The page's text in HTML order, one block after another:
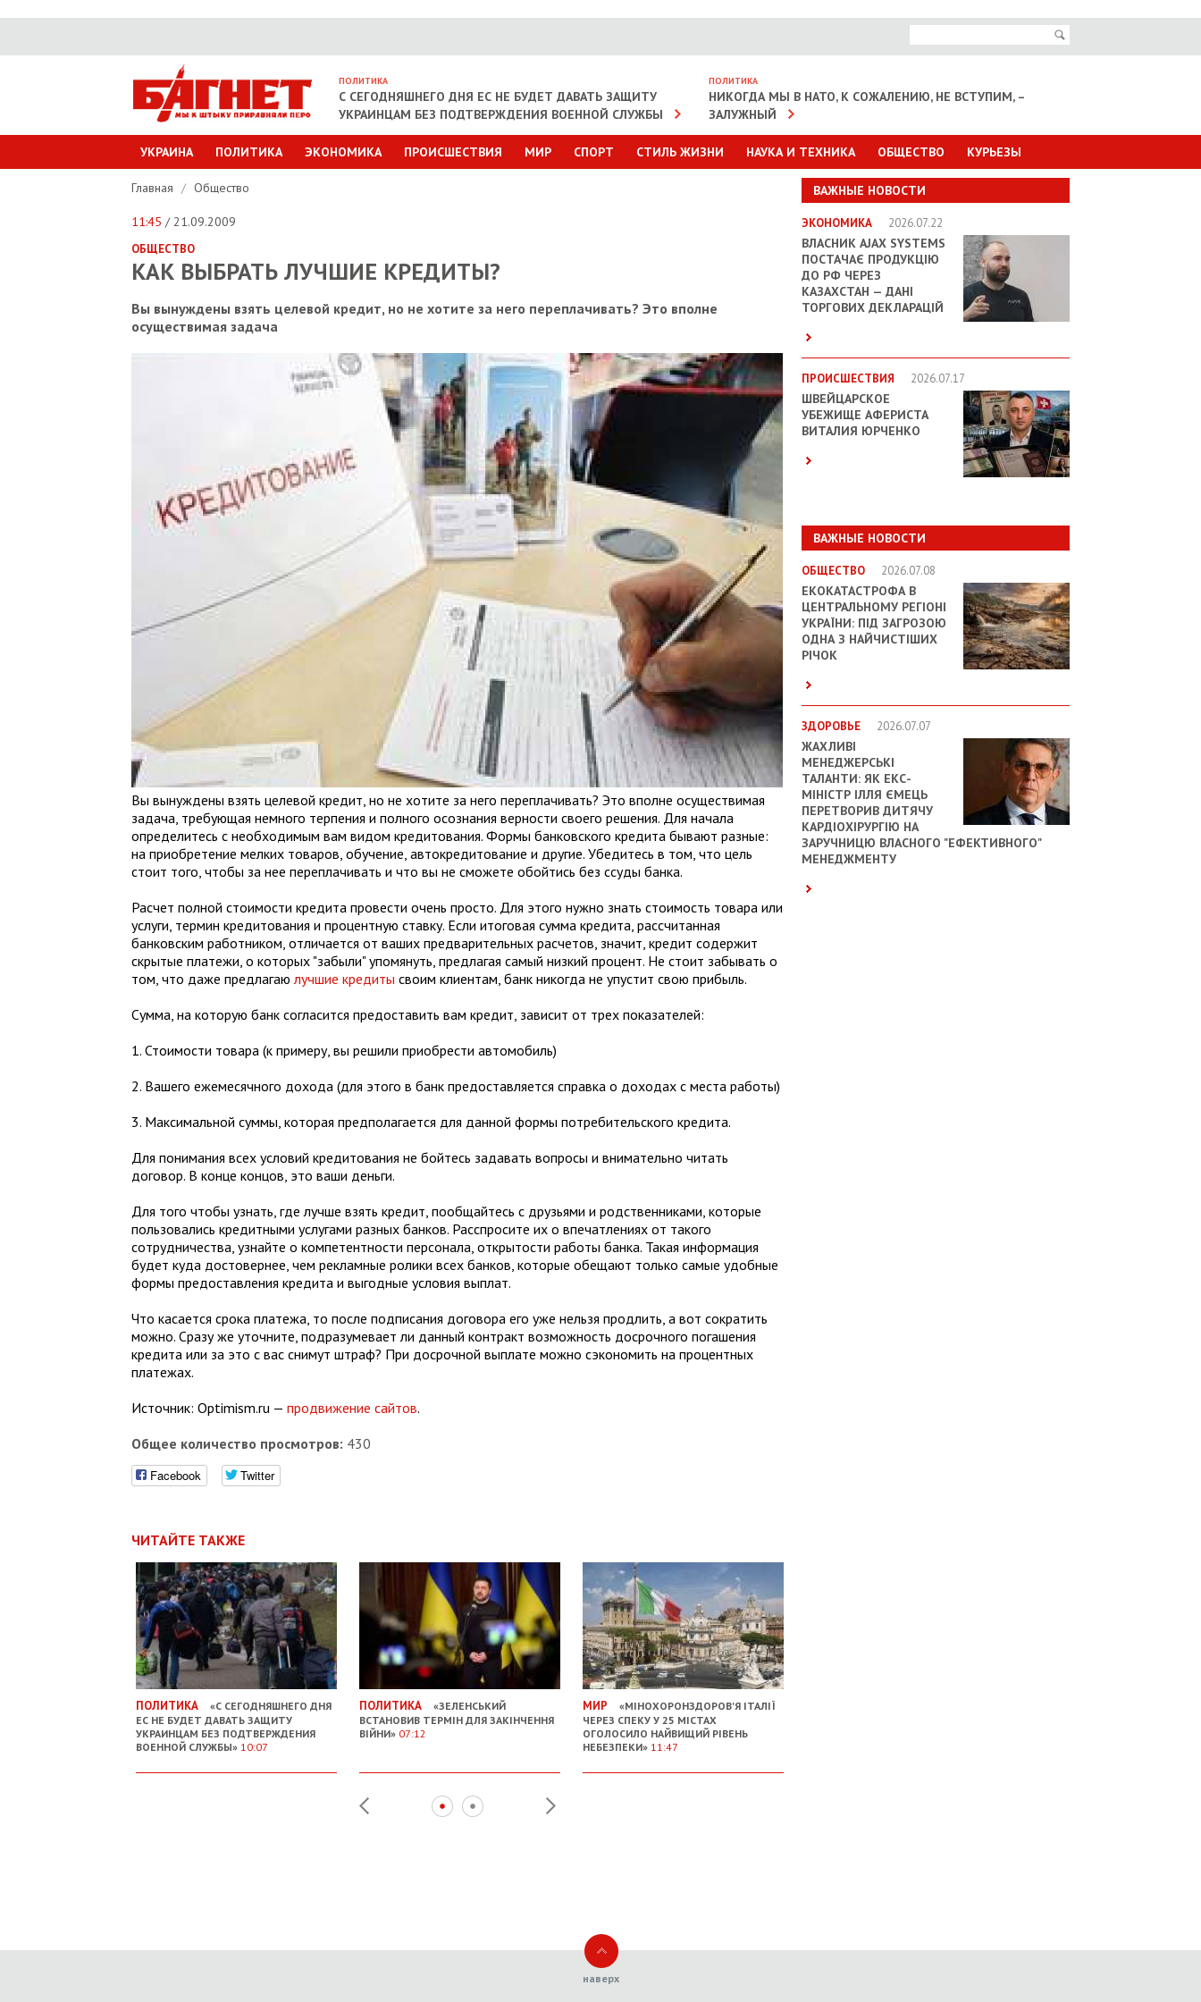
ПОЛИТИКА
С СЕГОДНЯШНЕГО ДНЯ ЕС НЕ БУДЕТ ДАВАТЬ ЗАЩИТУ
УКРАИНЦАМ БЕЗ ПОДТВЕРЖДЕНИЯ ВОЕННОЙ СЛУЖБЫ
ПОЛИТИКА
НИКОГДА МЫ В НАТО, К СОЖАЛЕНИЮ, НЕ ВСТУПИМ, –
ЗАЛУЖНЫЙ
УКРАИНА ПОЛИТИКА ЭКОНОМИКА ПРОИСШЕСТВИЯ МИР СПОРТ СТИЛЬ ЖИЗНИ НАУКА И ТЕХНИКА ОБЩЕСТВО КУРЬЕЗЫ
ВАЖНЫЕ НОВОСТИ
ЭКОНОМИКА 2026.07.22
ВЛАСНИК AJAX SYSTEMS
ПОСТАЧАЄ ПРОДУКЦІЮ
ДО РФ ЧЕРЕЗ
КАЗАХСТАН — ДАНІ
ТОРГОВИХ ДЕКЛАРАЦІЙ
ПРОИСШЕСТВИЯ 2026.07.17
ШВЕЙЦАРСКОЕ
УБЕЖИЩЕ АФЕРИСТА
ВИТАЛИЯ ЮРЧЕНКО
ВАЖНЫЕ НОВОСТИ
ОБЩЕСТВО 2026.07.08
ЕКОКАТАСТРОФА В
ЦЕНТРАЛЬНОМУ РЕГІОНІ
УКРАЇНИ: ПІД ЗАГРОЗОЮ
ОДНА З НАЙЧИСТІШИХ
РІЧОК
ЗДОРОВЬЕ 2026.07.07
ЖАХЛИВІ
МЕНЕДЖЕРСЬКІ
ТАЛАНТИ: ЯК ЕКС-
МІНІСТР ІЛЛЯ ЄМЕЦЬ
ПЕРЕТВОРИВ ДИТЯЧУ
КАРДІОХІРУРГІЮ НА
ЗАРУЧНИЦЮ ВЛАСНОГО "ЕФЕКТИВНОГО"
МЕНЕДЖМЕНТУ
Главная / Общество
11:45 / 21.09.2009
ОБЩЕСТВО
КАК ВЫБРАТЬ ЛУЧШИЕ КРЕДИТЫ?
Вы вынуждены взять целевой кредит, но не хотите за него переплачивать? Это вполне
осуществимая задача
Вы вынуждены взять целевой кредит, но не хотите за него переплачивать? Это вполне осуществимая
задача, требующая немного терпения и полного осознания верности своего решения. Для начала
определитесь с необходимым вам видом кредитования. Формы банковского кредита бывают разные:
на приобретение мелких товаров, обучение, автокредитование и другие. Убедитесь в том, что цель
стоит того, чтобы за нее переплачивать и что вы не сможете обойтись без ссуды банка.
Расчет полной стоимости кредита провести очень просто. Для этого нужно знать стоимость товара или
услуги, термин кредитования и процентную ставку. Если итоговая сумма кредита, рассчитанная
банковским работником, отличается от ваших предварительных расчетов, значит, кредит содержит
скрытые платежи, о которых "забыли" упомянуть, предлагая самый низкий процент. Не стоит забывать о
том, что даже предлагаюлучшие кредиты своим клиентам, банк никогда не упустит свою прибыль.
Сумма, на которую банк согласится предоставить вам кредит, зависит от трех показателей:
1. Стоимости товара (к примеру, вы решили приобрести автомобиль)
2. Вашего ежемесячного дохода (для этого в банк предоставляется справка о доходах с места работы)
3. Максимальной суммы, которая предполагается для данной формы потребительского кредита.
Для понимания всех условий кредитования не бойтесь задавать вопросы и внимательно читать
договор. В конце концов, это ваши деньги.
Для того чтобы узнать, где лучше взять кредит, пообщайтесь с друзьями и родственниками, которые
пользовались кредитными услугами разных банков. Расспросите их о впечатлениях от такого
сотрудничества, узнайте о компетентности персонала, открытости работы банка. Такая информация
будет куда достовернее, чем рекламные ролики всех банков, которые обещают только самые удобные
формы предоставления кредита и выгодные условия выплат.
Что касается срока платежа, то после подписания договора его уже нельзя продлить, а вот сократить
можно. Сразу же уточните, подразумевает ли данный контракт возможность досрочного погашения
кредита или за это с вас снимут штраф? При досрочной выплате можно сэкономить на процентных
платежах.
Источник: Optimism.ru — продвижение сайтов.
Общее количество просмотров: 430
Facebook Twitter
ЧИТАЙТЕ ТАКЖЕ
ПОЛИТИКА
«С СЕГОДНЯШНЕГО ДНЯ
ЕС НЕ БУДЕТ ДАВАТЬ ЗАЩИТУ
УКРАИНЦАМ БЕЗ ПОДТВЕРЖДЕНИЯ
ВОЕННОЙ СЛУЖБЫ» 10:07
ПОЛИТИКА
«ЗЕЛЕНСЬКИЙ
ВСТАНОВИВ ТЕРМІН ДЛЯ ЗАКІНЧЕННЯ
ВІЙНИ» 07:12
МИР
«МІНОХОРОНЗДОРОВ'Я ІТАЛІЇ
ЧЕРЕЗ СПЕКУ У 25 МІСТАХ
ОГОЛОСИЛО НАЙВИЩИЙ РІВЕНЬ
НЕБЕЗПЕКИ» 11:47
наверх